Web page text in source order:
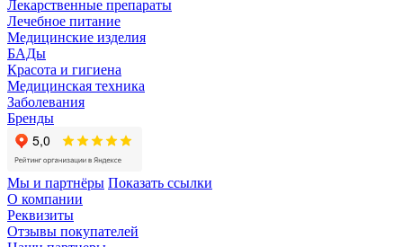
Лекарственные препараты
Лечебное питание
Медицинские изделия
БАДы
Красота и гигиена
Медицинская техника
Заболевания
Бренды
Мы и партнёры Показать ссылки
О компании
Реквизиты
Отзывы покупателей